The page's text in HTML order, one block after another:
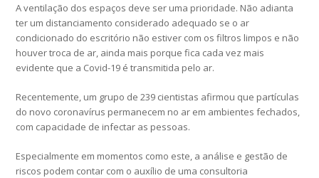
A ventilação dos espaços deve ser uma prioridade. Não adianta
ter um distanciamento considerado adequado se o ar
condicionado do escritório não estiver com os filtros limpos e não
houver troca de ar, ainda mais porque fica cada vez mais
evidente que a Covid-19 é transmitida pelo ar.
Recentemente, um grupo de 239 cientistas afirmou que partículas
do novo coronavírus permanecem no ar em ambientes fechados,
com capacidade de infectar as pessoas.
Especialmente em momentos como este, a análise e gestão de
riscos podem contar com o auxílio de uma consultoria